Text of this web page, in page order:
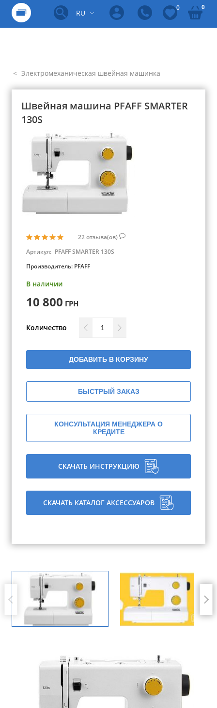
RU
0 0
Электромеханическая швейная машинка
Швейная машина PFAFF SMARTER
130S
22отзыва(ов)
Артикул: PFAFF SMARTER 130S
Производитель: PFAFF
В наличии
10 800 ГРН
Количество
ДОБАВИТЬ В КОРЗИНУ
БЫСТРЫЙ ЗАКАЗ
КОНСУЛЬТАЦИЯ МЕНЕДЖЕРА О
КРЕДИТЕ
СКАЧАТЬ ИНСТРУКЦИЮ
СКАЧАТЬ КАТАЛОГ АКСЕССУАРОВ